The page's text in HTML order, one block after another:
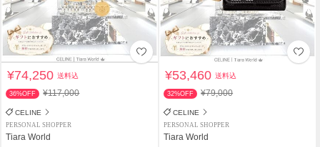
¥74,250送料込
36%OFF ¥117,000
CELINE
PERSONAL SHOPPER
Tiara World
¥53,460送料込
32%OFF ¥79,000
CELINE
PERSONAL SHOPPER
Tiara World